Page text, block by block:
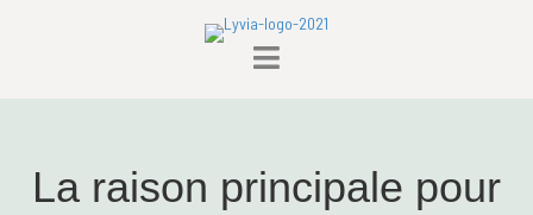
La raison principale pour
Ton chemin pour une meilleure sexualité commence ici
Fais le quizz